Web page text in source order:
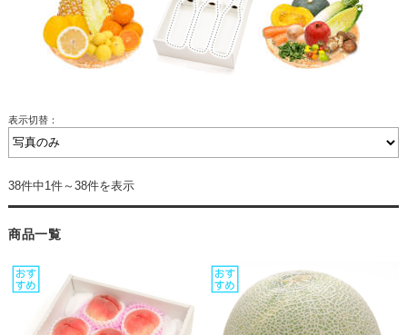
表示切替：
38件中1件～38件を表示
商品一覧